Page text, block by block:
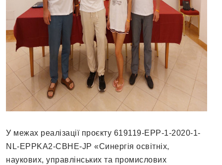
У межах реалізації проєкту 619119-EPP-1-2020-1-
NL-EPPKA2-CBHE-JP «Синергія освітніх,
наукових, управлінських та промислових